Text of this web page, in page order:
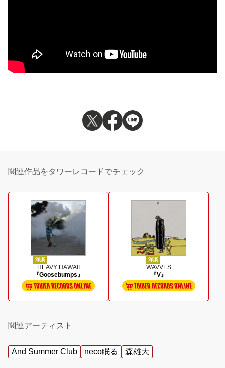
関連作品をタワーレコードでチェック
洋楽
HEAVY HAWAII
『Goosebumps』
洋楽
WAVVES
『V』
関連アーティスト
And Summer Club neco眠る 森雄大